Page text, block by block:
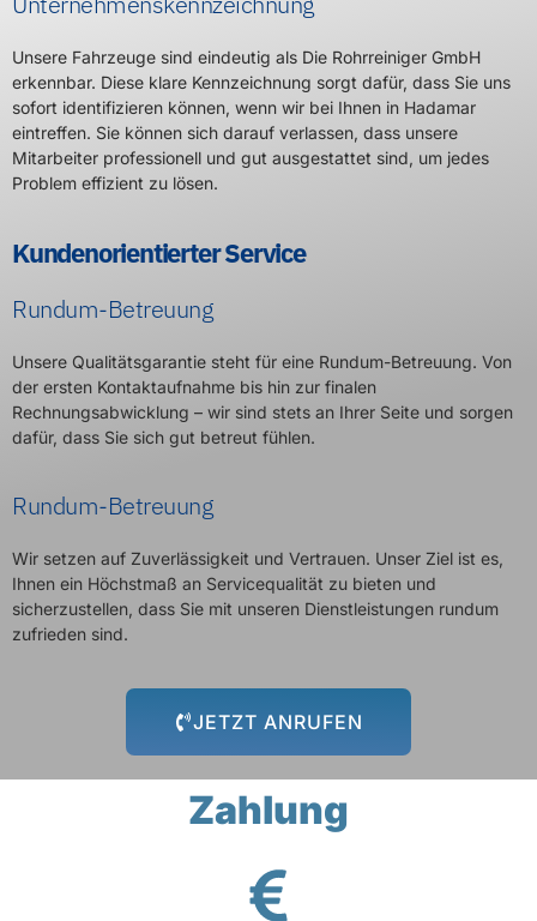
Unsere Fahrzeuge sind eindeutig als Die Rohrreiniger GmbH
erkennbar. Diese klare Kennzeichnung sorgt dafür, dass Sie uns
sofort identifizieren können, wenn wir bei Ihnen in Hadamar
eintreffen. Sie können sich darauf verlassen, dass unsere
Mitarbeiter professionell und gut ausgestattet sind, um jedes
Problem effizient zu lösen.
Kundenorientierter Service
Rundum-Betreuung
Unsere Qualitätsgarantie steht für eine Rundum-Betreuung. Von
der ersten Kontaktaufnahme bis hin zur finalen
Rechnungsabwicklung – wir sind stets an Ihrer Seite und sorgen
dafür, dass Sie sich gut betreut fühlen.
Rundum-Betreuung
Wir setzen auf Zuverlässigkeit und Vertrauen. Unser Ziel ist es,
Ihnen ein Höchstmaß an Servicequalität zu bieten und
sicherzustellen, dass Sie mit unseren Dienstleistungen rundum
zufrieden sind.
JETZT ANRUFEN
Zahlung